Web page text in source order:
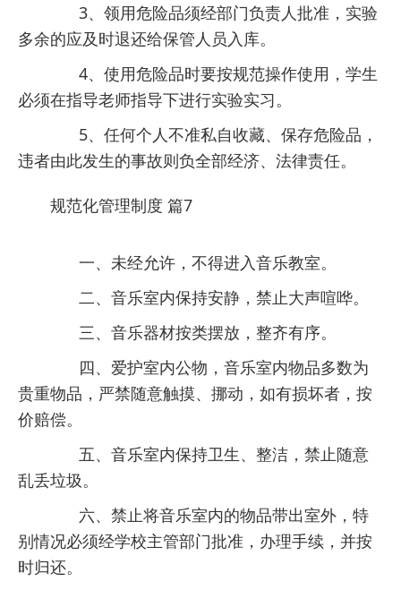
3、领用危险品须经部门负责人批准，实验
多余的应及时退还给保管人员入库。
4、使用危险品时要按规范操作使用，学生
必须在指导老师指导下进行实验实习。
5、任何个人不准私自收藏、保存危险品，
违者由此发生的事故则负全部经济、法律责任。
规范化管理制度 篇7
一、未经允许，不得进入音乐教室。
二、音乐室内保持安静，禁止大声喧哗。
三、音乐器材按类摆放，整齐有序。
四、爱护室内公物，音乐室内物品多数为
贵重物品，严禁随意触摸、挪动，如有损坏者，按
价赔偿。
五、音乐室内保持卫生、整洁，禁止随意
乱丢垃圾。
六、禁止将音乐室内的物品带出室外，特
别情况必须经学校主管部门批准，办理手续，并按
时归还。